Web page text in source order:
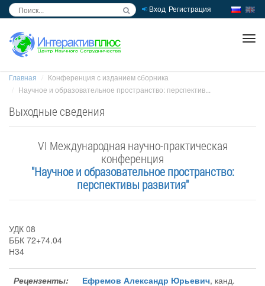
Вход Регистрация
Главная
Конференция с изданием сборника
Научное и образовательное пространство: перспектив...
Выходные сведения
VI Международная научно-практическая
конференция
"Научное и образовательное пространство:
перспективы развития"
УДК 08
ББК 72+74.04
Н34
Рецензенты: Ефремов Александр Юрьевич, канд.